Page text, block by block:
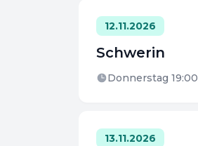
12.11.2026
Schwerin
Donnerstag 19:00
13.11.2026